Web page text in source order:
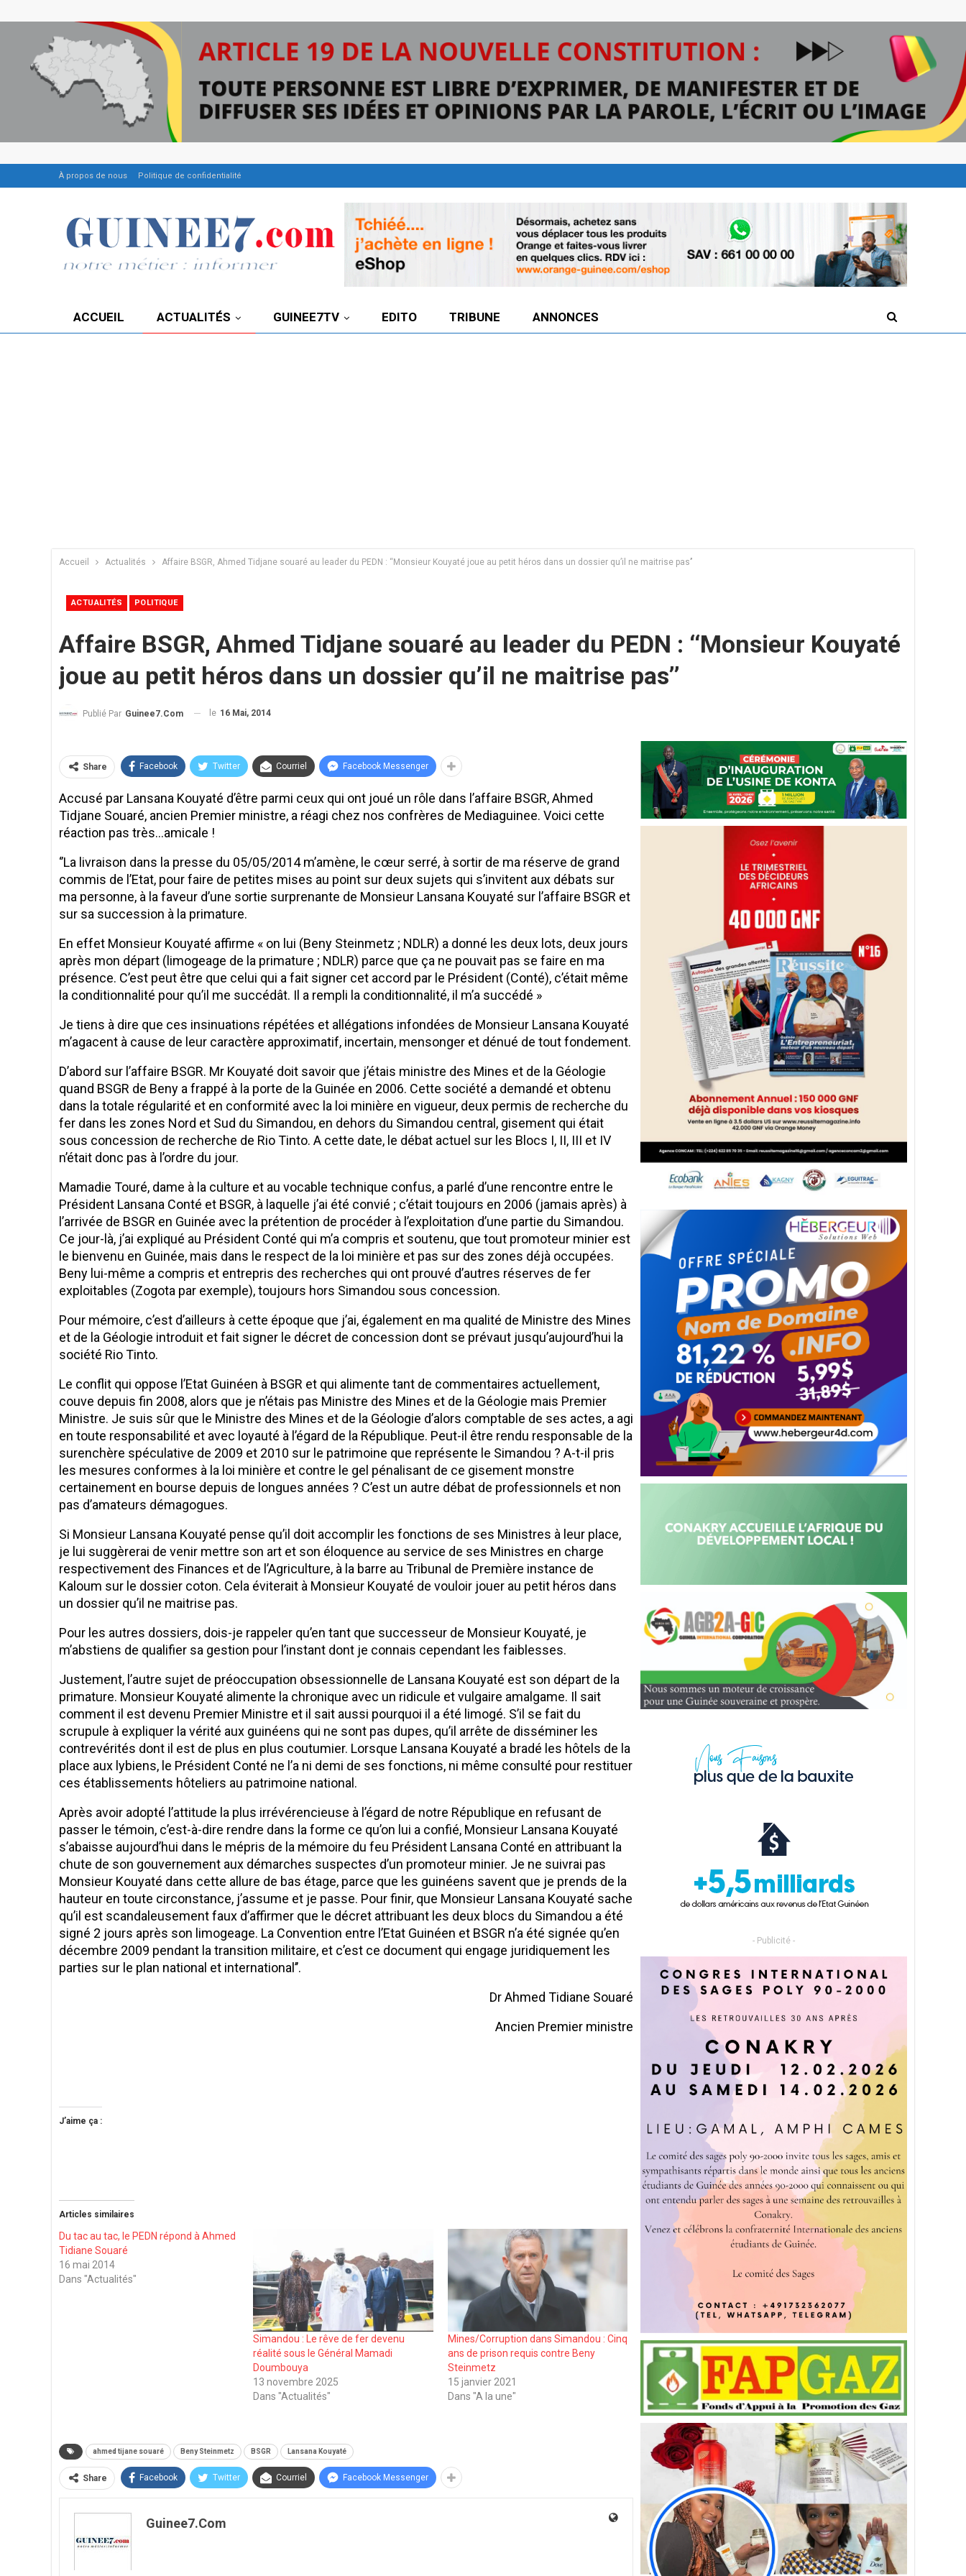
À propos de nous Politique de confidentialité
ACCUEIL ACTUALITÉS GUINEE7TV EDITO TRIBUNE ANNONCES
Accueil Actualités Affaire BSGR, Ahmed Tidjane souaré au leader du PEDN : ‘‘Monsieur Kouyaté joue au petit héros dans un dossier qu’il ne maitrise pas’’
ACTUALITÉS POLITIQUE
Affaire BSGR, Ahmed Tidjane souaré au leader du PEDN : ‘‘Monsieur Kouyaté
joue au petit héros dans un dossier qu’il ne maitrise pas’’
Publié Par Guinee7.com le 16 Mai, 2014
Share Facebook Twitter Courriel Facebook Messenger
Accusé par Lansana Kouyaté d’être parmi ceux qui ont joué un rôle dans l’affaire BSGR, Ahmed
Tidjane Souaré, ancien Premier ministre, a réagi chez nos confrères de Mediaguinee. Voici cette
réaction pas très…amicale !
‘’La livraison dans la presse du 05/05/2014 m’amène, le cœur serré, à sortir de ma réserve de grand
commis de l’Etat, pour faire de petites mises au point sur deux sujets qui s’invitent aux débats sur
ma personne, à la faveur d’une sortie surprenante de Monsieur Lansana Kouyaté sur l’affaire BSGR et
sur sa succession à la primature.
​En effet Monsieur Kouyaté affirme « on lui (Beny Steinmetz ; NDLR) a donné les deux lots, deux jours
après mon départ (limogeage de la primature ; NDLR) parce que ça ne pouvait pas se faire en ma
présence. C’est peut être que celui qui a fait signer cet accord par le Président (Conté), c’était même
la conditionnalité pour qu’il me succédât. Il a rempli la conditionnalité, il m’a succédé »
​Je tiens à dire que ces insinuations répétées et allégations infondées de Monsieur Lansana Kouyaté
m’agacent à cause de leur caractère approximatif, incertain, mensonger et dénué de tout fondement.
D’abord sur l’affaire BSGR. Mr Kouyaté doit savoir que j’étais ministre des Mines et de la Géologie
quand BSGR de Beny a frappé à la porte de la Guinée en 2006. Cette société a demandé et obtenu
dans la totale régularité et en conformité avec la loi minière en vigueur, deux permis de recherche du
fer dans les zones Nord et Sud du Simandou, en dehors du Simandou central, gisement qui était
sous concession de recherche de Rio Tinto. A cette date, le débat actuel sur les Blocs I, II, III et IV
n’était donc pas à l’ordre du jour.
​Mamadie Touré, dame à la culture et au vocable technique confus, a parlé d’une rencontre entre le
Président Lansana Conté et BSGR, à laquelle j’ai été convié ; c’était toujours en 2006 (jamais après) à
l’arrivée de BSGR en Guinée avec la prétention de procéder à l’exploitation d’une partie du Simandou.
Ce jour-là, j’ai expliqué au Président Conté qui m’a compris et soutenu, que tout promoteur minier est
le bienvenu en Guinée, mais dans le respect de la loi minière et pas sur des zones déjà occupées.
Beny lui-même a compris et entrepris des recherches qui ont prouvé d’autres réserves de fer
exploitables (Zogota par exemple), toujours hors Simandou sous concession.
​Pour mémoire, c’est d’ailleurs à cette époque que j’ai, également en ma qualité de Ministre des Mines
et de la Géologie introduit et fait signer le décret de concession dont se prévaut jusqu’aujourd’hui la
société Rio Tinto.
​Le conflit qui oppose l’Etat Guinéen à BSGR et qui alimente tant de commentaires actuellement,
couve depuis fin 2008, alors que je n’étais pas Ministre des Mines et de la Géologie mais Premier
Ministre. Je suis sûr que le Ministre des Mines et de la Géologie d’alors comptable de ses actes, a agi
en toute responsabilité et avec loyauté à l’égard de la République. Peut-il être rendu responsable de la
surenchère spéculative de 2009 et 2010 sur le patrimoine que représente le Simandou ? A-t-il pris
les mesures conformes à la loi minière et contre le gel pénalisant de ce gisement monstre
certainement en bourse depuis de longues années ? C’est un autre débat de professionnels et non
pas d’amateurs démagogues.
​Si Monsieur Lansana Kouyaté pense qu’il doit accomplir les fonctions de ses Ministres à leur place,
je lui suggèrerai de venir mettre son art et son éloquence au service de ses Ministres en charge
respectivement des Finances et de l’Agriculture, à la barre au Tribunal de Première instance de
Kaloum sur le dossier coton. Cela éviterait à Monsieur Kouyaté de vouloir jouer au petit héros dans
un dossier qu’il ne maitrise pas.
Pour les autres dossiers, dois-je rappeler qu’en tant que successeur de Monsieur Kouyaté, je
m’abstiens de qualifier sa gestion pour l’instant dont je connais cependant les faiblesses.
Justement, l’autre sujet de préoccupation obsessionnelle de Lansana Kouyaté est son départ de la
primature. Monsieur Kouyaté alimente la chronique avec un ridicule et vulgaire amalgame. Il sait
comment il est devenu Premier Ministre et il sait aussi pourquoi il a été limogé. S’il se fait du
scrupule à expliquer la vérité aux guinéens qui ne sont pas dupes, qu’il arrête de disséminer les
contrevérités dont il est de plus en plus coutumier. Lorsque Lansana Kouyaté a bradé les hôtels de la
place aux lybiens, le Président Conté ne l’a ni demi de ses fonctions, ni même consulté pour restituer
ces établissements hôteliers au patrimoine national.
Après avoir adopté l’attitude la plus irrévérencieuse à l’égard de notre République en refusant de
passer le témoin, c’est-à-dire rendre dans la forme ce qu’on lui a confié, Monsieur Lansana Kouyaté
s’abaisse aujourd’hui dans le mépris de la mémoire du feu Président Lansana Conté en attribuant la
chute de son gouvernement aux démarches suspectes d’un promoteur minier. Je ne suivrai pas
Monsieur Kouyaté dans cette allure de bas étage, parce que les guinéens savent que je prends de la
hauteur en toute circonstance, j’assume et je passe. Pour finir, que Monsieur Lansana Kouyaté sache
qu’il est scandaleusement faux d’affirmer que le décret attribuant les deux blocs du Simandou a été
signé 2 jours après son limogeage. La Convention entre l’Etat Guinéen et BSGR n’a été signée qu’en
décembre 2009 pendant la transition militaire, et c’est ce document qui engage juridiquement les
parties sur le plan national et international’’.
Dr Ahmed Tidiane Souaré
Ancien Premier ministre
J’aime ça :
Articles similaires
Du tac au tac, le PEDN répond à Ahmed
Tidiane Souaré
16 mai 2014
Dans "Actualités"
Simandou : Le rêve de fer devenu
réalité sous le Général Mamadi
Doumbouya
13 novembre 2025
Dans "Actualités"
Mines/Corruption dans Simandou : Cinq
ans de prison requis contre Beny
Steinmetz
15 janvier 2021
Dans "A la une"
ahmed tijane souaré Beny Steinmetz BSGR Lansana Kouyaté
Share Facebook Twitter Courriel Facebook Messenger
Guinee7.com
- Publicité -